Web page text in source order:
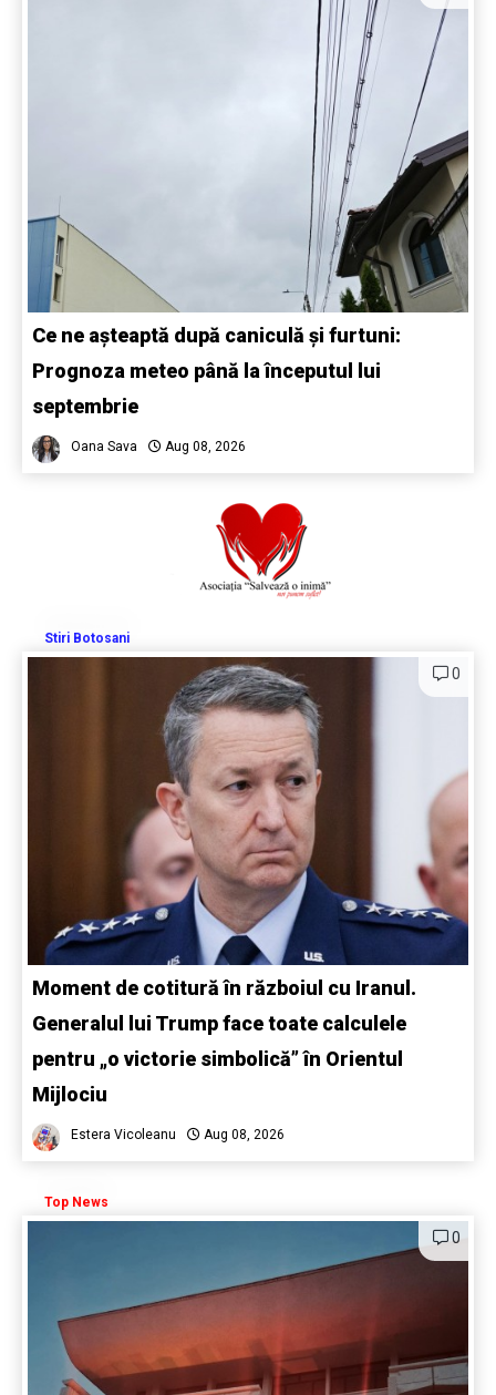
Ce ne așteaptă după caniculă și furtuni:
Prognoza meteo până la începutul lui
septembrie
Oana Sava Aug 08, 2026
Stiri Botosani
0
Moment de cotitură în războiul cu Iranul.
Generalul lui Trump face toate calculele
pentru „o victorie simbolică” în Orientul
Mijlociu
Estera Vicoleanu Aug 08, 2026
Top News
0